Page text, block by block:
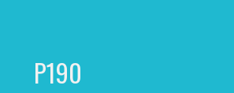
P190